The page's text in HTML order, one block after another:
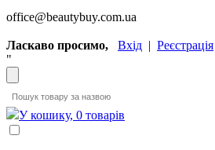
office@beautybuy.com.ua
Ласкаво просимо, Вхід | Реєстрація
"
У кошику, 0 товарів